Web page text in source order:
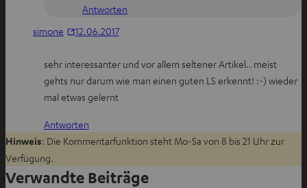
Antworten
simone
12.06.2017
sehr interessanter und vor allem seltener Artikel.. meist
gehts nur darum wie man einen guten LS erkennt! :-) wieder
mal etwas gelernt
Antworten
Hinweis: Die Kommentarfunktion steht Mo-Sa von 8 bis 21 Uhr zur
Verfügung.
Verwandte Beiträge